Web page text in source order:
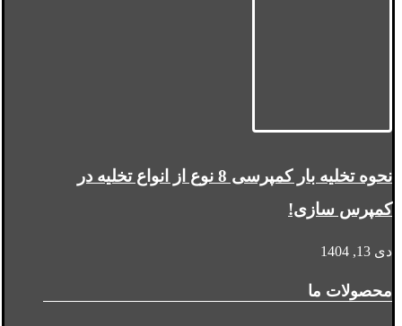
نحوه تخلیه بار کمپرسی 8 نوع از انواع تخلیه در
کمپرس سازی!
دی 13, 1404
محصولات ما